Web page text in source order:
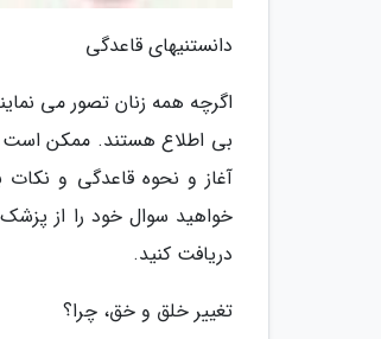
دانستنیهای قاعدگی
اگرچه همه زنان تصور می
بی اطلاع هستند. ممکن است
آغاز و نحوه قاعدگی و نکات
خواهید سوال خود را از
دریافت کنید.
تغییر خلق و خق، چرا؟